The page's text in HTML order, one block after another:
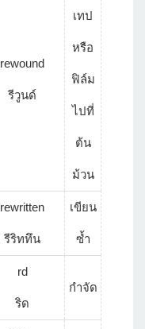
rewound
รีวูนด์
เทป
หรือ
ฟิล์ม
ไปที่
ต้น
ม้วน
rewritten
รีริททึน
เขียน
ซ้ำ
rd
ริด
กำจัด